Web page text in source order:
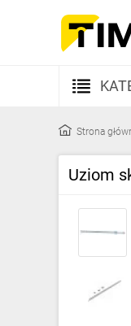
Kable i
Elementy
Gniazda i
Strona
Uziom